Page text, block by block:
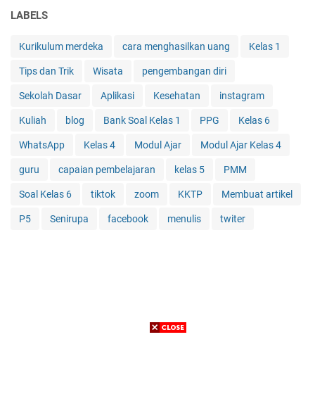
LABELS
Kurikulum merdeka cara menghasilkan uang Kelas 1
Tips dan Trik Wisata pengembangan diri
Sekolah Dasar Aplikasi Kesehatan instagram
Kuliah blog Bank Soal Kelas 1 PPG Kelas 6
WhatsApp Kelas 4 Modul Ajar Modul Ajar Kelas 4
guru capaian pembelajaran kelas 5 PMM
Soal Kelas 6 tiktok zoom KKTP Membuat artikel
P5 Senirupa facebook menulis twiter